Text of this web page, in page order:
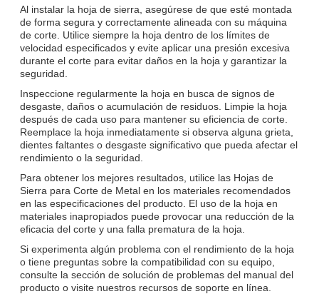
Al instalar la hoja de sierra, asegúrese de que esté montada
de forma segura y correctamente alineada con su máquina
de corte. Utilice siempre la hoja dentro de los límites de
velocidad especificados y evite aplicar una presión excesiva
durante el corte para evitar daños en la hoja y garantizar la
seguridad.
Inspeccione regularmente la hoja en busca de signos de
desgaste, daños o acumulación de residuos. Limpie la hoja
después de cada uso para mantener su eficiencia de corte.
Reemplace la hoja inmediatamente si observa alguna grieta,
dientes faltantes o desgaste significativo que pueda afectar el
rendimiento o la seguridad.
Para obtener los mejores resultados, utilice las Hojas de
Sierra para Corte de Metal en los materiales recomendados
en las especificaciones del producto. El uso de la hoja en
materiales inapropiados puede provocar una reducción de la
eficacia del corte y una falla prematura de la hoja.
Si experimenta algún problema con el rendimiento de la hoja
o tiene preguntas sobre la compatibilidad con su equipo,
consulte la sección de solución de problemas del manual del
producto o visite nuestros recursos de soporte en línea.